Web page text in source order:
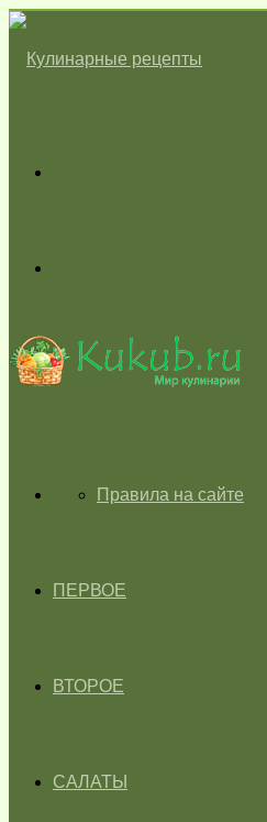
skin
ГЛАВНАЯПравила на сайте
ПЕРВОЕ
ВТОРОЕ
САЛАТЫ